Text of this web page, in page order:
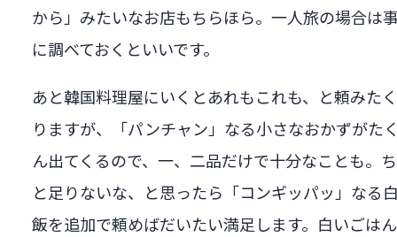
から」みたいなお店もちらほら。一人旅の場合は
に調べておくといいです。
あと韓国料理屋にいくとあれもこれも、と頼みた
りますが、「パンチャン」なる小さなおかずがた
ん出てくるので、一、二品だけで十分なことも。
と足りないな、と思ったら「コンギッパッ」なる
飯を追加で頼めばだいたい満足します。白いごは